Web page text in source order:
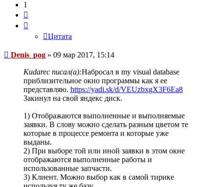
1
Цитата
Сообщение
Denis_pog » 09 мар 2017, 15:14
Kudarec писал(а):Набросал в my visual database
приблизительное окно программы как я ее
представляю. https://yadi.sk/d/VEUzbxgX3F6Ea8
Закинул на свой яндекс диск.
1) Отображаются выполненные и выполняемые
заявки. В слову можно сделать разным цветом те
которые в процессе ремонта и которые уже
выданы.
2) При выборе той или иной заявки в этом окне
отображаются выполненные работы и
использованные запчасти.
3) Клиент. Можно выбор как в самой тирике